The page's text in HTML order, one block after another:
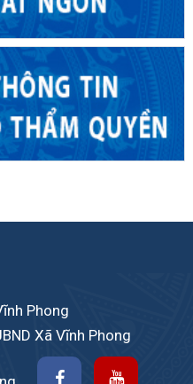
Phong
Xã Vĩnh Phong